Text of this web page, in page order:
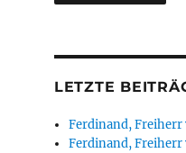
LETZTE
Ferdinand, Freiherr
Ferdinand, Freiherr